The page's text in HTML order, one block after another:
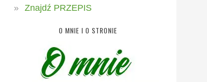
Znajdź PRZEPIS
O MNIE I O STRONIE